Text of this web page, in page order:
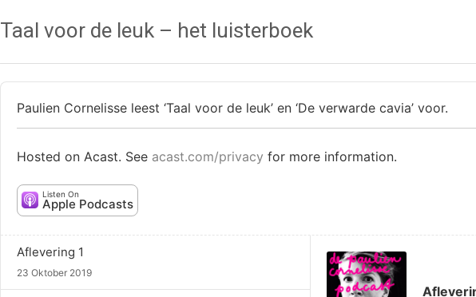
Taal voor de leuk – het luisterboek
Paulien Cornelisse leest ‘Taal voor de leuk’ en ‘De verwarde cavia’ voor.
Hosted on Acast. See acast.com/privacy for more information.
Listen On
Apple Podcasts
Player
Aflevering 1
23 Oktober 2019